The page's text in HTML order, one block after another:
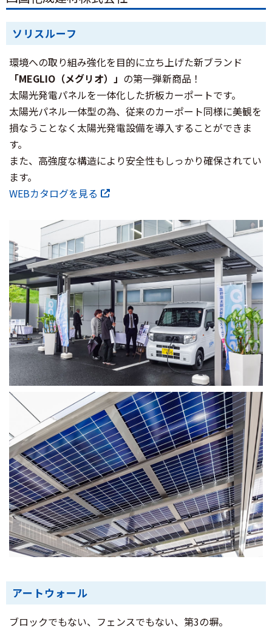
ソリスルーフ
環境への取り組み強化を目的に立ち上げた新ブランド
「MEGLIO（メグリオ）」 の第一弾新商品！
太陽光発電パネルを一体化した折板カーポートです。
太陽光パネル一体型の為、従来のカーポート同様に美観を
損なうことなく太陽光発電設備を導入することができま
す。
また、高強度な構造により安全性もしっかり確保されてい
ます。
WEBカタログを見る
アートウォール
ブロックでもない、フェンスでもない、第3の塀。